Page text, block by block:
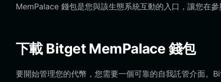
MemPalace 錢包是您與該生態系統互動的入口，讓您在
下載 Bitget MemPalace 錢包
要開始管理您的代幣，您需要一個可靠的自我託管介面